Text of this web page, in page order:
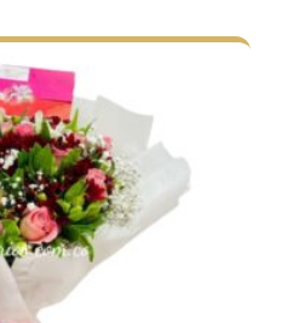
$ 260.000.